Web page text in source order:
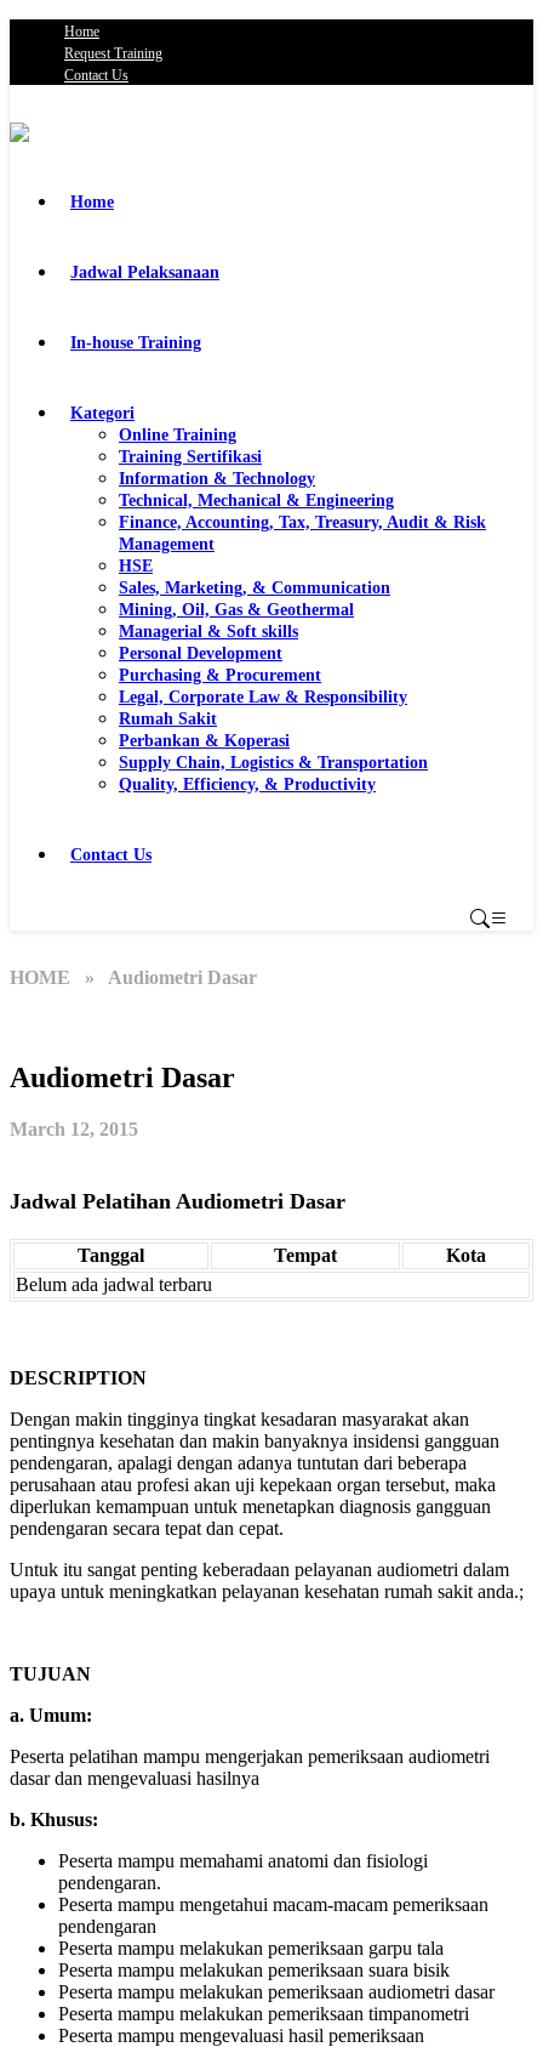
Home
Request Training
Contact Us
Home
Jadwal Pelaksanaan
In-house Training
Kategori
Online Training
Training Sertifikasi
Information & Technology
Technical, Mechanical & Engineering
Finance, Accounting, Tax, Treasury, Audit & Risk
Management
HSE
Sales, Marketing, & Communication
Mining, Oil, Gas & Geothermal
Managerial & Soft skills
Personal Development
Purchasing & Procurement
Legal, Corporate Law & Responsibility
Rumah Sakit
Perbankan & Koperasi
Supply Chain, Logistics & Transportation
Quality, Efficiency, & Productivity
Contact Us
HOME » Audiometri Dasar
Audiometri Dasar
March 12, 2015
Jadwal Pelatihan Audiometri Dasar
Tanggal Tempat
Kota
Belum ada jadwal terbaru
DESCRIPTION
Dengan makin tingginya tingkat kesadaran masyarakat akan
pentingnya kesehatan dan makin banyaknya insidensi gangguan
pendengaran, apalagi dengan adanya tuntutan dari beberapa
perusahaan atau profesi akan uji kepekaan organ tersebut, maka
diperlukan kemampuan untuk menetapkan diagnosis gangguan
pendengaran secara tepat dan cepat.
Untuk itu sangat penting keberadaan pelayanan audiometri dalam
upaya untuk meningkatkan pelayanan kesehatan rumah sakit anda.;
TUJUAN
a. Umum:
Peserta pelatihan mampu mengerjakan pemeriksaan audiometri
dasar dan mengevaluasi hasilnya
b. Khusus:
Peserta mampu memahami anatomi dan fisiologi
pendengaran.
Peserta mampu mengetahui macam-macam pemeriksaan
pendengaran
Peserta mampu melakukan pemeriksaan garpu tala
Peserta mampu melakukan pemeriksaan suara bisik
Peserta mampu melakukan pemeriksaan audiometri dasar
Peserta mampu melakukan pemeriksaan timpanometri
Peserta mampu mengevaluasi hasil pemeriksaan